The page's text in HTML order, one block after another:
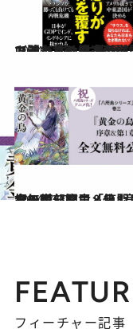
2024.5.20
トランプの快進撃、「グローバルサウスの逆襲」で問われる日本の覚悟 （池上 彰、佐藤
カルチャー
2024.7.27
祝・阿部智里「八咫烏シリーズ」アニメ化！ 『黄金の烏』序章＆第1章を全文無料公開
カルチャー
フィーチャー記事